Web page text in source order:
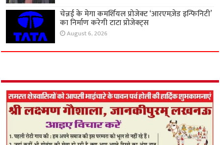
चेन्नई के मेगा कमर्शियल प्रोजेक्ट ‘आरएमज़ेड इन्फिनिटी’
का निर्माण करेगी टाटा प्रोजेक्ट्स
August 6, 2026